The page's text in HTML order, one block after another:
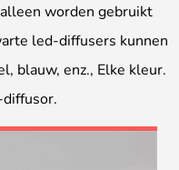
worden gebruikt
led-diffusers kunnen
blauw, enz., Elke kleur.